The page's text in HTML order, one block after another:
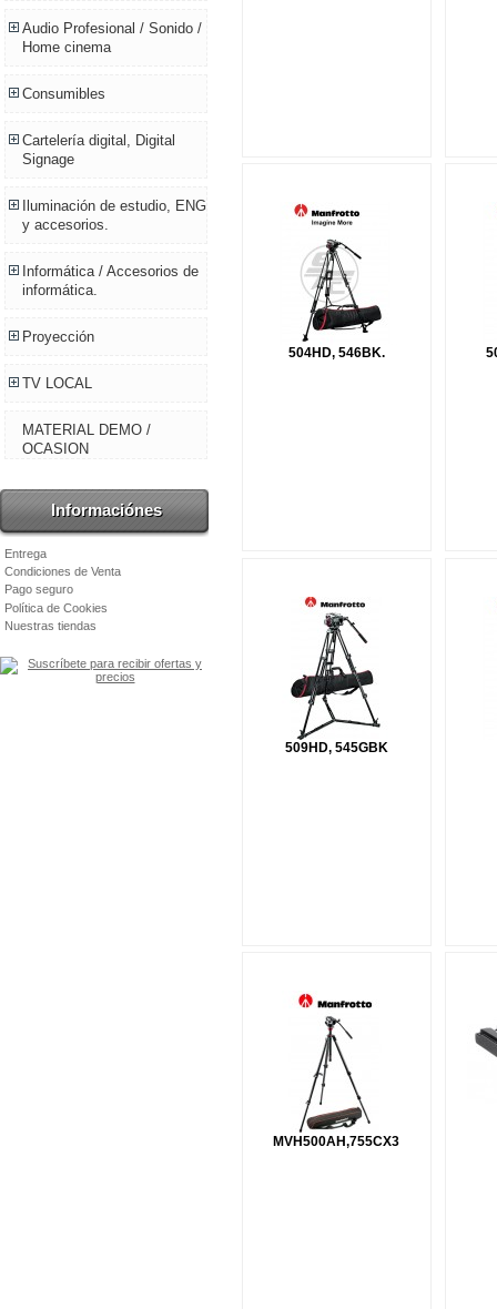
Audio Profesional / Sonido /
Home cinema
Consumibles
Cartelería digital, Digital
Signage
Iluminación de estudio, ENG
y accesorios.
Informática / Accesorios de
informática.
Proyección
TV LOCAL
MATERIAL DEMO /
OCASION
Informaciónes
Entrega
Condiciones de Venta
Pago seguro
Política de Cookies
Nuestras tiendas
504HD, 546BK.
509HD, 545GBK
MVH500AH,755CX3